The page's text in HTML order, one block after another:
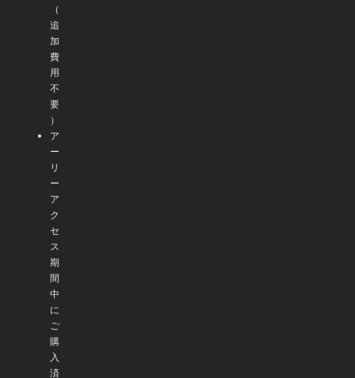
（
追
加
費
用
不
要
）
ア
ー
リ
ー
ア
ク
セ
ス
期
間
中
に
ご
購
入
済